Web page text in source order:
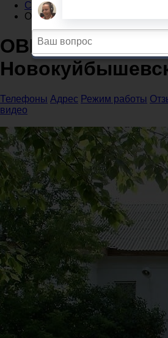
Самарская область
ОВМ ОМВД России по
ОВМ ОМВД
Телефоны Адрес Режим работы
видео